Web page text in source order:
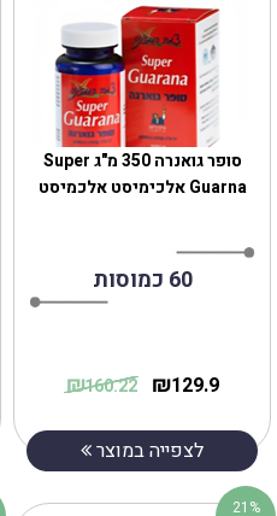
סופר גואנרה 350 מ"ג Super
Guarna אלכימיסט אלכמיסט
60 כמוסות
129.9
₪
160.22
₪
לצפייה במוצר
21%